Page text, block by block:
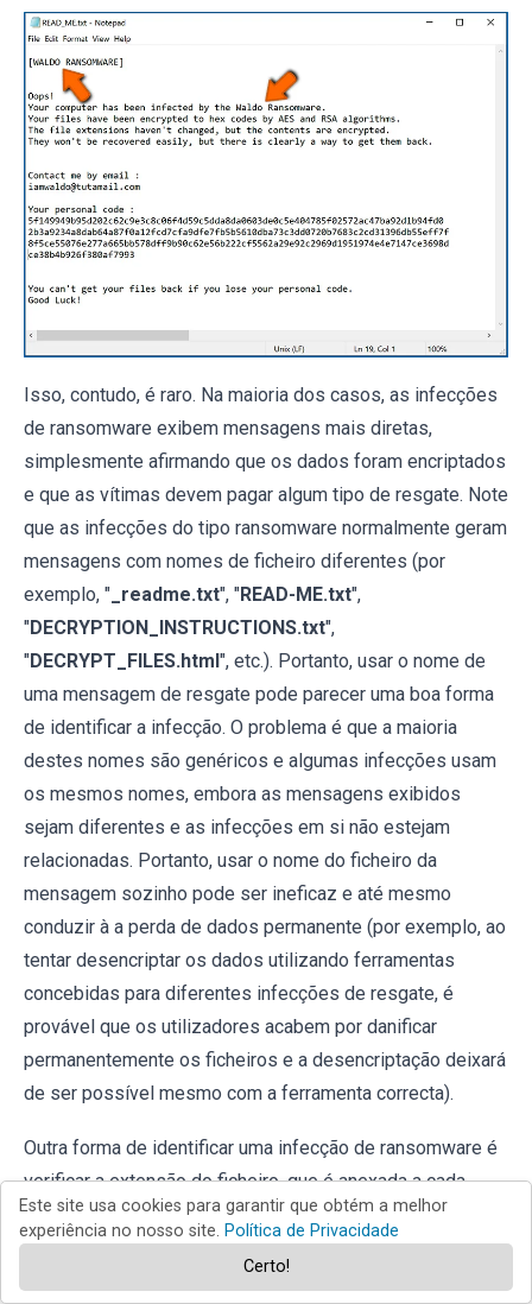
Isso, contudo, é raro. Na maioria dos casos, as infecções
de ransomware exibem mensagens mais diretas,
simplesmente afirmando que os dados foram encriptados
e que as vítimas devem pagar algum tipo de resgate. Note
que as infecções do tipo ransomware normalmente geram
mensagens com nomes de ficheiro diferentes (por
exemplo, " _readme.txt", "READ-ME.txt",
"DECRYPTION_INSTRUCTIONS.txt",
"DECRYPT_FILES.html", etc.). Portanto, usar o nome de
uma mensagem de resgate pode parecer uma boa forma
de identificar a infecção. O problema é que a maioria
destes nomes são genéricos e algumas infecções usam
os mesmos nomes, embora as mensagens exibidos
sejam diferentes e as infecções em si não estejam
relacionadas. Portanto, usar o nome do ficheiro da
mensagem sozinho pode ser ineficaz e até mesmo
conduzir à a perda de dados permanente (por exemplo, ao
tentar desencriptar os dados utilizando ferramentas
concebidas para diferentes infecções de resgate, é
provável que os utilizadores acabem por danificar
permanentemente os ficheiros e a desencriptação deixará
de ser possível mesmo com a ferramenta correcta).
Outra forma de identificar uma infecção de ransomware é
verificar a extensão do ficheiro, que é anexada a cada
ficheiro encriptado. As infecções de ransomware
geralmente são nomeadas pelas extensões que
Este site usa cookies para garantir que obtém a melhor
experiência no nosso site. Política de Privacidade
Certo!